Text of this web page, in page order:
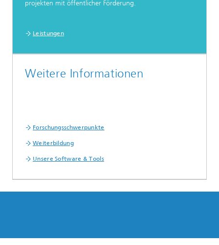
projekten mit öffentlicher Förderung.
Leistungen
Weitere Informationen
Forschungsschwerpunkte
Weiterbildung
Unsere Software & Tools